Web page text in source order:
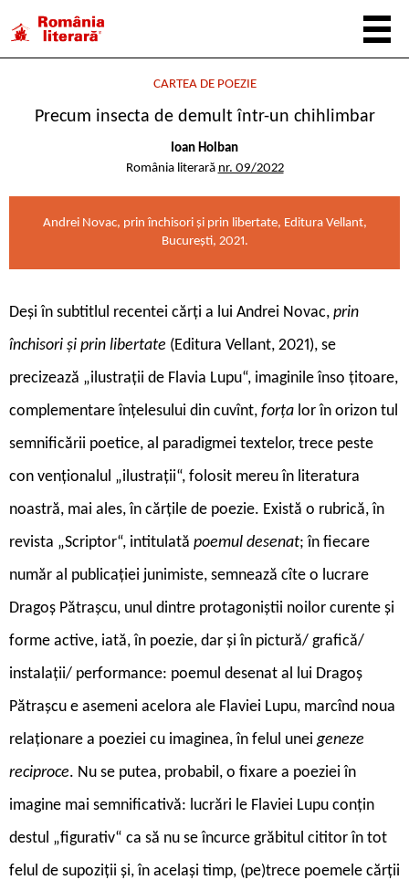
CARTEA DE POEZIE
Precum insecta de demult într-un chihlimbar
Ioan Holban
România literară nr. 09/2022
Andrei Novac, prin închisori și prin libertate, Editura Vellant,
București, 2021.
Deși în subtitlul recentei cărți a lui Andrei Novac, prin
închisori și prin libertate (Editura Vellant, 2021), se
precizează „ilustrații de Flavia Lupu“, imaginile înso țitoare,
complementare înțelesului din cuvînt, forța lor în orizon tul
semnificării poetice, al paradigmei textelor, trece peste
con venționalul „ilustrații“, folosit mereu în literatura
noastră, mai ales, în cărțile de poezie. Există o rubrică, în
revista „Scriptor“, intitulată poemul desenat; în fiecare
număr al publicației junimiste, semnează cîte o lucrare
Dragoș Pătrașcu, unul dintre protagoniștii noilor curente și
forme active, iată, în poezie, dar și în pictură/ grafică/
instalații/ performance: poemul desenat al lui Dragoș
Pătrașcu e asemeni acelora ale Flaviei Lupu, marcînd noua
relaționare a poeziei cu imaginea, în felul unei geneze
reciproce. Nu se putea, probabil, o fixare a poeziei în
imagine mai semnificativă: lucrări le Flaviei Lupu conțin
destul „figurativ“ ca să nu se încurce grăbitul cititor în tot
felul de supoziții și, în același timp, (pe)trece poemele cărții